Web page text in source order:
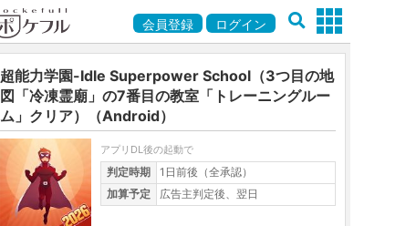
会員登録 ログイン
超能力学園-Idle Superpower School（3つ目の地
図「冷凍霊廟」の7番目の教室「トレーニングルー
ム」クリア）（Android）
アプリDL後の起動で
判定時期
1日前後（全承認）
加算予定
広告主判定後、翌日